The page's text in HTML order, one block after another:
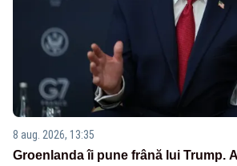
8 aug. 2026, 13:35
Groenlanda îi pune frână lui Trump.